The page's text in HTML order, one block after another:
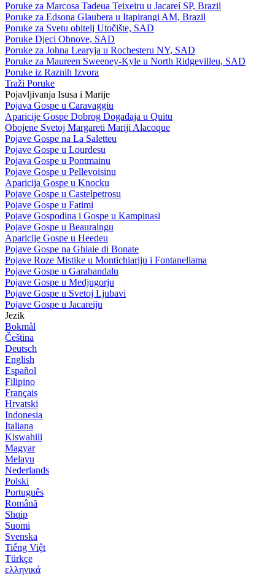
Poruke za Marcosa Tadeua Teixeiru u Jacareí SP, Brazil
Poruke za Edsona Glaubera u Itapirangi AM, Brazil
Poruke za Svetu obitelj Utočište, SAD
Poruke Djeci Obnove, SAD
Poruke za Johna Learyja u Rochesteru NY, SAD
Poruke za Maureen Sweeney-Kyle u North Ridgevilleu, SAD
Poruke iz Raznih Izvora
Traži Poruke
Pojavljivanja Isusa i Marije
Pojava Gospe u Caravaggiu
Aparicije Gospe Dobrog Događaja u Quitu
Obojene Svetoj Margareti Mariji Alacoque
Pojave Gospe na La Saletteu
Pojave Gospe u Lourdesu
Pojava Gospe u Pontmainu
Pojave Gospe u Pellevoisinu
Aparicija Gospe u Knocku
Pojave Gospe u Castelpetrosu
Pojave Gospe u Fatimi
Pojave Gospodina i Gospe u Kampinasi
Pojave Gospe u Beauraingu
Aparicije Gospe u Heedeu
Pojave Gospe na Ghiaie di Bonate
Pojave Roze Mistike u Montichiariju i Fontanellama
Pojave Gospe u Garabandalu
Pojave Gospe u Medjugorju
Pojave Gospe u Svetoj Ljubavi
Pojave Gospe u Jacareiju
Jezik
Bokmål
Čeština
Deutsch
English
Español
Filipino
Français
Hrvatski
Indonesia
Italiana
Kiswahili
Magyar
Melayu
Nederlands
Polski
Português
Română
Shqip
Suomi
Svenska
Tiếng Việt
Türkçe
ελληνικά